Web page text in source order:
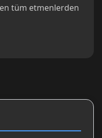
tüm etmenlerden